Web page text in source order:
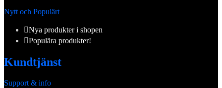
Nytt och Populärt
Nya produkter i shopen
Populära produkter!
Kundtjänst
Support & info